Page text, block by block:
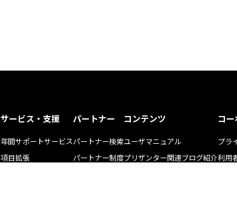
サービス・支援
年間サポートサービス
項目拡張
パートナー
パートナー検索
パートナー制度
コンテンツ
ユーザマニュアル
プリザンター関連ブログ紹介
コ
プラ
利用